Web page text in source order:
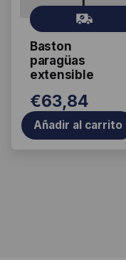
Baston
paragüas
extensible
Gr
ati
€63,84
Añadir al carrito